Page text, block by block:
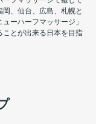
、仙台、広島、札幌と
ーハーフマッサージ」
とが出来る日本を目指